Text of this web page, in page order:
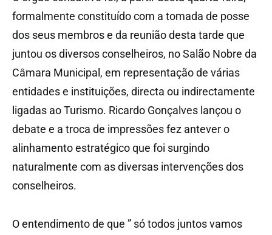
formalmente constituído com a tomada de posse
dos seus membros e da reunião desta tarde que
juntou os diversos conselheiros, no Salão Nobre da
Câmara Municipal, em representação de várias
entidades e instituições, directa ou indirectamente
ligadas ao Turismo. Ricardo Gonçalves lançou o
debate e a troca de impressões fez antever o
alinhamento estratégico que foi surgindo
naturalmente com as diversas intervenções dos
conselheiros.
O entendimento de que ” só todos juntos vamos